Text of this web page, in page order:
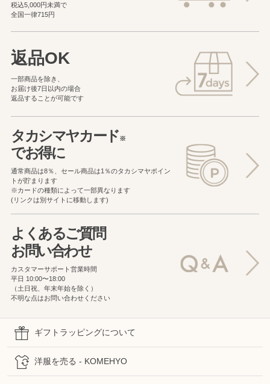
税込5,000円未満で
全国一律715円
返品OK
一部商品を除き、
お届け後7日以内の場合
返品することが可能です
タカシマヤカード※
でお得に
通常商品は8％、セール商品は1％のタカシマヤポイン
トが貯まります
※カードの種類によって一部異なります
(リンクは別サイトに移動します)
よくあるご質問
お問い合わせ
カスタマーサポート営業時間
平日 10:00〜18:00
（土日祝、年末年始を除く）
不明な点はお問い合わせください
ギフトラッピングについて
洋服を売る - KOMEHYO